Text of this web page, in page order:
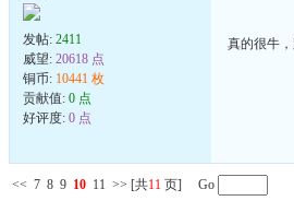
发帖: 2411
威望: 20618 点
铜币: 10441 枚
贡献值: 0 点
好评度: 0 点
真的很牛
<< 7 8 9 10 11 >> [共11 页] Go